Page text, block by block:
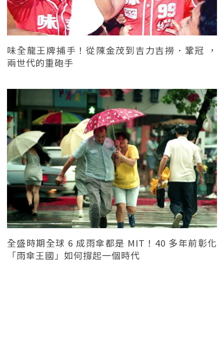
味全龍王牌捕手！從陳金茂到吉力吉撈．鞏冠 ，
兩世代的重砲手
全盛時期全球 6 成雨傘都是 MIT！40 多年前彰化
「雨傘王國」如何撐起一個時代